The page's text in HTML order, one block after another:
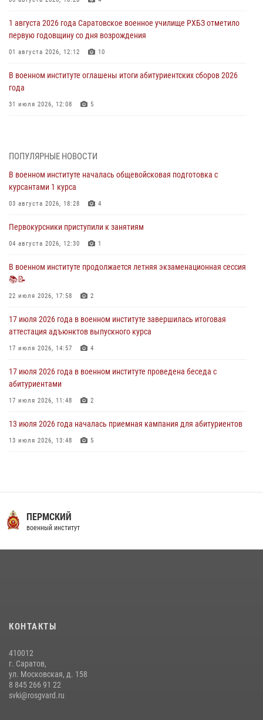
1 августа 2026 года Саратовское военное училище РХБЗ отметило
первую годовщину со дня возрождения
01 августа 2026, 12:12 10
В военном институте оглашены итоги абитуриентских сборов 2026
года
31 июля 2026, 12:08 5
29 июля 2026, 06:45 2
29 июля 2026 года курсанты военного института успешно сдали
экзамен по вождению
29 июля 2026, 06:41
28 июля 2026 года в военном институте организована беседа и
праздничный молебен
В военном институте завершается летняя экзаменационная сессия
28 июля 2026, 10:41
ПОПУЛЯРНЫЕ НОВОСТИ
В военном институте началась общевойсковая подготовка с
курсантами 1 курса
03 августа 2026, 18:28 4
Первокурсники приступили к занятиям
04 августа 2026, 12:30 1
В военном институте продолжается летняя экзаменационная сессия
📚📝
22 июля 2026, 17:58 2
17 июля 2026 года в военном институте завершилась итоговая
аттестация адъюнктов выпускного курса
17 июля 2026, 14:57 4
17 июля 2026 года в военном институте проведена беседа с
абитуриентами
17 июля 2026, 11:48 2
13 июля 2026 года началась приемная кампания для абитуриентов
13 июля 2026, 13:48 5
16 июля 2026, 12:29 3
29 июля 2026 года в военном институте состоялась церемония
приведения военнослужащих к Военной присяге
В военном институте оглашены итоги абитуриентских сборов 2026
31 июля 2026, 12:08
ПЕРМСКИЙ
военный институт
КОНТАКТЫ
410012
г. Саратов,
ул. Московская, д. 158
8 845 266 91 22
svki@rosgvard.ru